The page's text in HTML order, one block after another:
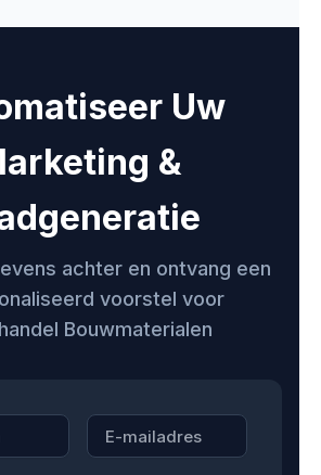
Uw
&
achter en ontvang een
voorstel voor
Bouwmaterialen